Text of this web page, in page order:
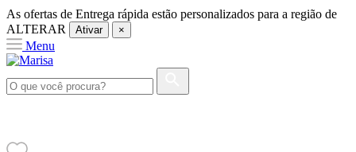
As ofertas de Entrega rápida estão personalizados para a região de
ALTERAR
Ativar ×
Menu